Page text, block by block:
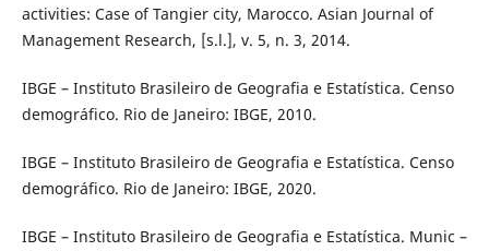
activities: Case of Tangier city, Marocco. Asian Journal of
Management Research, [s.l.], v. 5, n. 3, 2014.
IBGE – Instituto Brasileiro de Geografia e Estatística. Censo
demográfico. Rio de Janeiro: IBGE, 2010.
IBGE – Instituto Brasileiro de Geografia e Estatística. Censo
demográfico. Rio de Janeiro: IBGE, 2020.
IBGE – Instituto Brasileiro de Geografia e Estatística. Munic –